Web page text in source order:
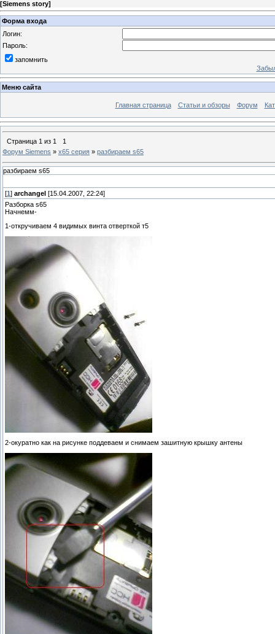
[Siemens story]
Форма входа
Логин:
Пароль:
запомнить
Меню сайта
Главная страница Статьи и обзоры Форум
Страница 1 из 1
1
Форум Siemens » x65 серия » разбираем s65
разбираем s65
[1 ] archangel [15.04.2007, 22:24]
Разборка s65
Начнемм-
1-откручиваем 4 видимых винта отверткой т5
2-окуратно как на рисунке поддеваем и снимаем зашитную крышку антены